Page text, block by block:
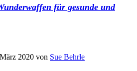
für gesunde und
März 2020 von Sue Behrle